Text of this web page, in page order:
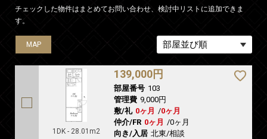
チェックした物件はまとめてお問い合わせ、検討中リストに追加できま
す。
MAP
1DK - 28.01m2
139,000円
部屋番号 103
管理費 9,000円
敷/礼 0ヶ月 /0ヶ月
仲介/FR 0ヶ月 /0ヶ月
向き/入居 北東/相談
MAP